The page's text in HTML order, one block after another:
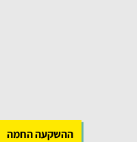
ההשקעה החמה